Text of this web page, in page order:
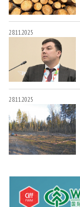
28.11.2025
28.11.2025